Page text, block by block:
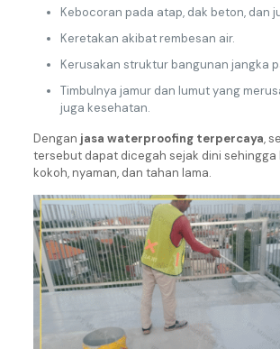
Kebocoran pada atap, dak beton, dan
Keretakan akibat rembesan air.
Kerusakan struktur bangunan jangka
Timbulnya jamur dan lumut yang
juga kesehatan.
Dengan jasa waterproofing terpercaya,
tersebut dapat dicegah sejak dini
kokoh, nyaman, dan tahan lama.